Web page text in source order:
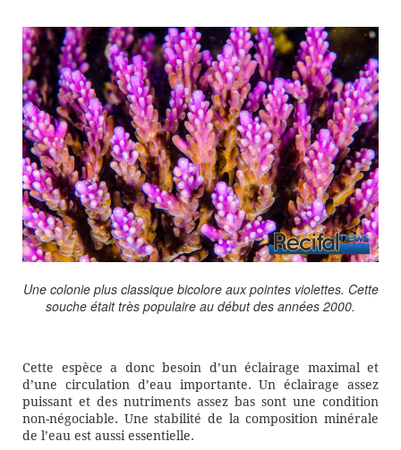
Une colonie plus classique bicolore aux pointes violettes. Cette
souche était très populaire au début des années 2000.
Cette espèce a donc besoin d’un éclairage maximal et
d’une circulation d’eau importante. Un éclairage assez
puissant et des nutriments assez bas sont une condition
non-négociable. Une stabilité de la composition minérale
de l’eau est aussi essentielle.